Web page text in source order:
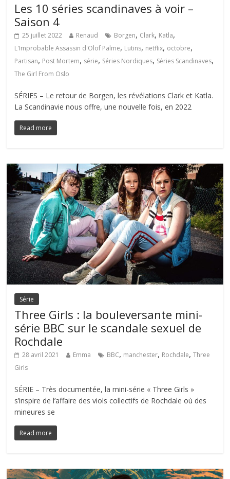
Les 10 séries scandinaves à voir –
Saison 4
25 juillet 2022 Renaud Borgen, Clark, Katla,
L'Improbable Assassin d'Olof Palme, Lutins, netflix, octobre,
Partisan, Post Mortem, série, Séries Nordiques, Séries Scandinaves,
The Girl From Oslo
SÉRIES – Le retour de Borgen, les révélations Clark et Katla.
La Scandinavie nous offre, une nouvelle fois, en 2022
Read more
Série
Three Girls : la bouleversante mini-
série BBC sur le scandale sexuel de
Rochdale
28 avril 2021 Emma BBC, manchester, Rochdale,Three
Girls
SÉRIE – Très documentée, la mini-série « Three Girls »
s’inspire de l’affaire des viols collectifs de Rochdale où des
mineures se
Read more